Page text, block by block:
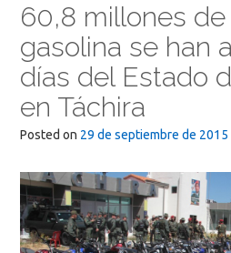
60,8 millones
gasolina se han
días del Estado
en Táchira
Posted on 29 de septiembre de 2015